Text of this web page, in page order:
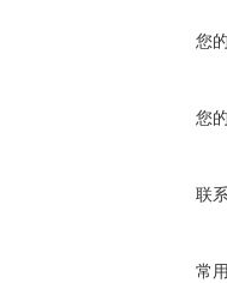
您
您
联
常